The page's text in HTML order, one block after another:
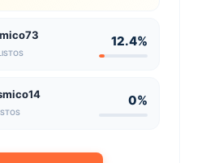
12.4%
0%